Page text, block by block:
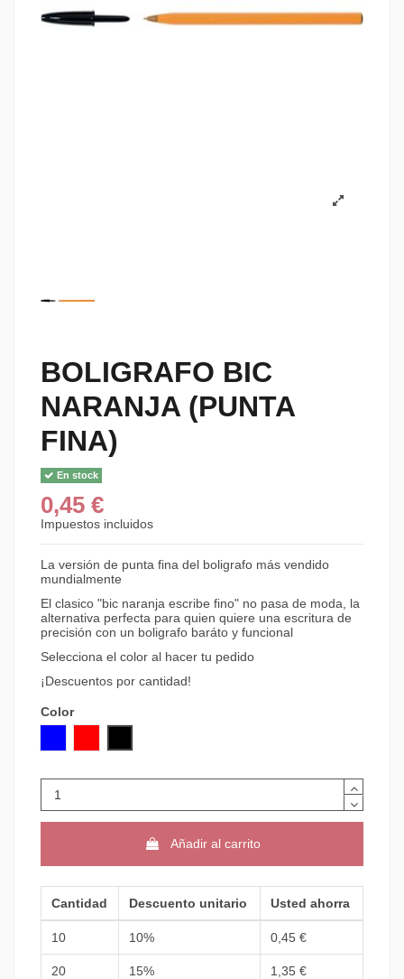
BOLIGRAFO BIC
NARANJA (PUNTA
FINA)
En stock
0,45 €
Impuestos incluidos
La versión de punta fina del boligrafo más vendido
mundialmente
El clasico "bic naranja escribe fino" no pasa de moda, la
alternativa perfecta para quien quiere una escritura de
precisión con un boligrafo baráto y funcional
Selecciona el color al hacer tu pedido
¡Descuentos por cantidad!
Color
Añadir al carrito
Cantidad Descuento unitario Usted ahorra
10 10% 0,45 €
20 15% 1,35 €